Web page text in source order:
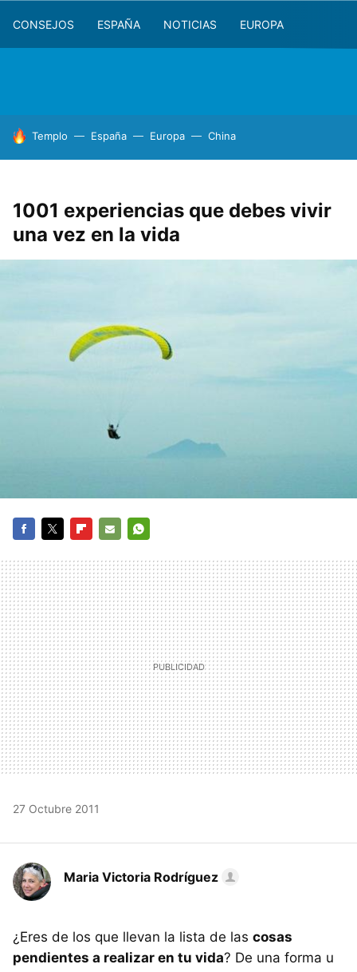
CONSEJOS ESPAÑA NOTICIAS EUROPA
HOY SE HABLA DE
Templo España Europa China
1001 experiencias que debes vivir
una vez en la vida
MAIL
27 Octubre 2011
Maria Victoria Rodríguez
¿Eres de los que llevan la lista de las cosas
pendientes a realizar en tu vida? De una forma u